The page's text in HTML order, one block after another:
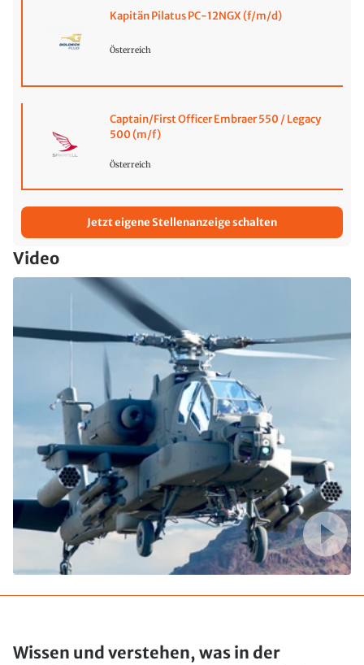
Kapitän Pilatus PC-12NGX (f/m/d)
Österreich
Captain/First Officer Embraer 550 / Legacy
500 (m/f)
Österreich
Jetzt eigene Stellenanzeige schalten
Video
Wissen und verstehen, was in der